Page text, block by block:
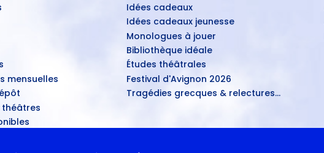
mensuelles
théâtres
Idées cadeaux
Idées cadeaux jeunesse
Monologues à jouer
Bibliothèque idéale
Études théâtrales
Festival d'Avignon 2026
Tragédies grecques & relectures...